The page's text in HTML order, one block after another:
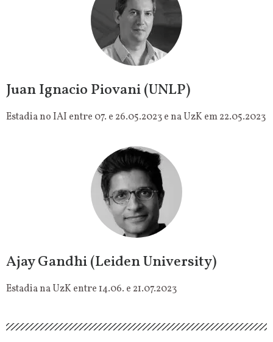
Juan Ignacio Piovani (UNLP)
Estadia no IAI entre 07. e 26.05.2023 e na UzK em 22.05.2023
Ajay Gandhi (Leiden University)
Estadia na UzK entre 14.06. e 21.07.2023